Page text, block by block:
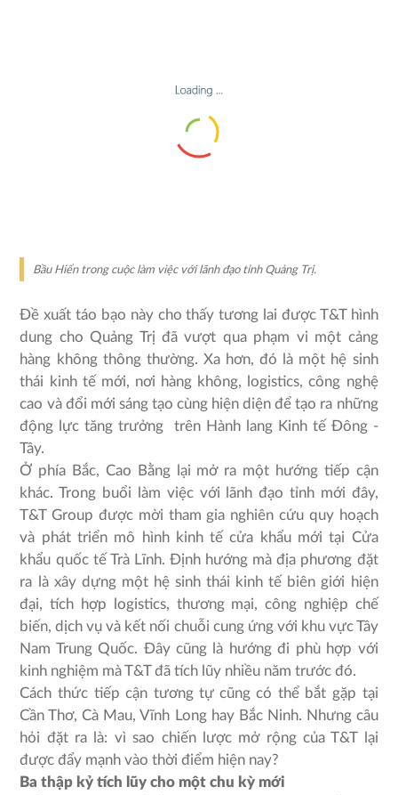
Bầu Hiển trong cuộc làm việc với lãnh đạo tỉnh Quảng Trị.
Đề xuất táo bạo này cho thấy tương lai được T&T hình
dung cho Quảng Trị đã vượt qua phạm vi một cảng
hàng không thông thường. Xa hơn, đó là một hệ sinh
thái kinh tế mới, nơi hàng không, logistics, công nghệ
cao và đổi mới sáng tạo cùng hiện diện để tạo ra những
động lực tăng trưởng trên Hành lang Kinh tế Đông -
Tây.
Ở phía Bắc, Cao Bằng lại mở ra một hướng tiếp cận
khác. Trong buổi làm việc với lãnh đạo tỉnh mới đây,
T&T Group được mời tham gia nghiên cứu quy hoạch
và phát triển mô hình kinh tế cửa khẩu mới tại Cửa
khẩu quốc tế Trà Lĩnh. Định hướng mà địa phương đặt
ra là xây dựng một hệ sinh thái kinh tế biên giới hiện
đại, tích hợp logistics, thương mại, công nghiệp chế
biến, dịch vụ và kết nối chuỗi cung ứng với khu vực Tây
Nam Trung Quốc. Đây cũng là hướng đi phù hợp với
kinh nghiệm mà T&T đã tích lũy nhiều năm trước đó.
Cách thức tiếp cận tương tự cũng có thể bắt gặp tại
Cần Thơ, Cà Mau, Vĩnh Long hay Bắc Ninh. Nhưng câu
hỏi đặt ra là: vì sao chiến lược mở rộng của T&T lại
được đẩy mạnh vào thời điểm hiện nay?
Ba thập kỷ tích lũy cho một chu kỳ mới